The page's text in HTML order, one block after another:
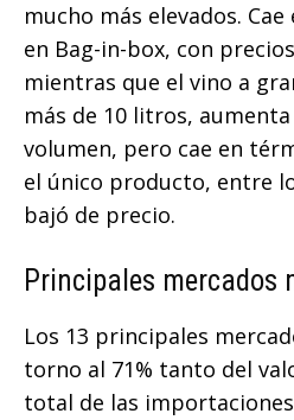
mucho más elevados.
en Bag-in-box, con
mientras que el vino a
más de 10 litros,
volumen, pero cae en
el único producto, entre
bajó de precio.
Principales mercados
Los 13 principales
torno al 71% tanto del
total de las